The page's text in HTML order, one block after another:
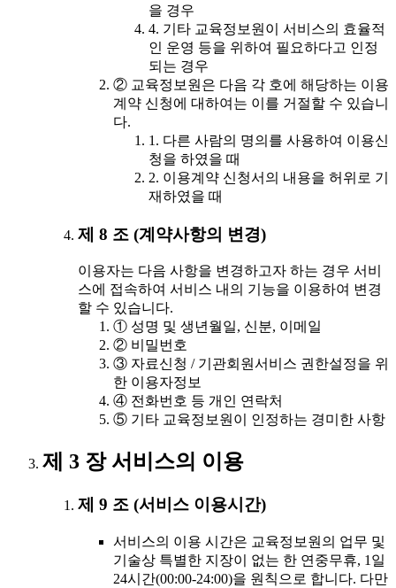
을 경우
4. 기타 교육정보원이 서비스의 효율적
인 운영 등을 위하여 필요하다고 인정
되는 경우
② 교육정보원은 다음 각 호에 해당하는 이용
계약 신청에 대하여는 이를 거절할 수 있습니
다.
1. 다른 사람의 명의를 사용하여 이용신
청을 하였을 때
2. 이용계약 신청서의 내용을 허위로 기
재하였을 때
제 8 조 (계약사항의 변경)
이용자는 다음 사항을 변경하고자 하는 경우 서비
스에 접속하여 서비스 내의 기능을 이용하여 변경
할 수 있습니다.
① 성명 및 생년월일, 신분, 이메일
② 비밀번호
③ 자료신청 / 기관회원서비스 권한설정을 위
한 이용자정보
④ 전화번호 등 개인 연락처
⑤ 기타 교육정보원이 인정하는 경미한 사항
제 3 장 서비스의 이용
제 9 조 (서비스 이용시간)
서비스의 이용 시간은 교육정보원의 업무 및
기술상 특별한 지장이 없는 한 연중무휴, 1일
24시간(00:00-24:00)을 원칙으로 합니다. 다만